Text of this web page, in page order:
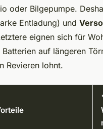
oder Bilgepumpe.
Entladung) und
eignen sich für
auf längeren
Revieren lohnt.